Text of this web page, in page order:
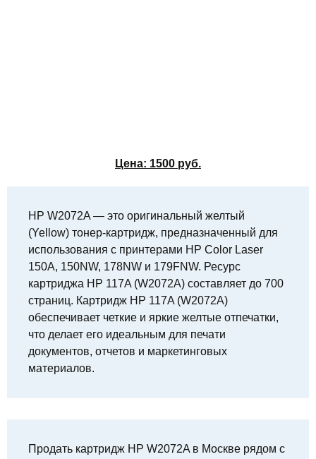
Цена: 1500 руб.
HP W2072A — это оригинальный желтый
(Yellow) тонер-картридж, предназначенный для
использования с принтерами HP Color Laser
150A, 150NW, 178NW и 179FNW. Ресурс
картриджа HP 117A (W2072A) составляет до 700
страниц. Картридж HP 117A (W2072A)
обеспечивает четкие и яркие желтые отпечатки,
что делает его идеальным для печати
документов, отчетов и маркетинговых
материалов.
Продать картридж HP W2072A в Москве рядом с